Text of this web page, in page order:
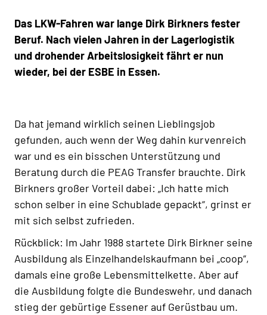
Das LKW-Fahren war lange Dirk Birkners fester
Beruf. Nach vielen Jahren in der Lagerlogistik
und drohender Arbeitslosigkeit fährt er nun
wieder, bei der ESBE in Essen.
Da hat jemand wirklich seinen Lieblingsjob
gefunden, auch wenn der Weg dahin kurvenreich
war und es ein bisschen Unterstützung und
Beratung durch die PEAG Transfer brauchte. Dirk
Birkners großer Vorteil dabei: „Ich hatte mich
schon selber in eine Schublade gepackt“, grinst er
mit sich selbst zufrieden.
Rückblick: Im Jahr 1988 startete Dirk Birkner seine
Ausbildung als Einzelhandelskaufmann bei „coop“,
damals eine große Lebensmittelkette. Aber auf
die Ausbildung folgte die Bundeswehr, und danach
stieg der gebürtige Essener auf Gerüstbau um.